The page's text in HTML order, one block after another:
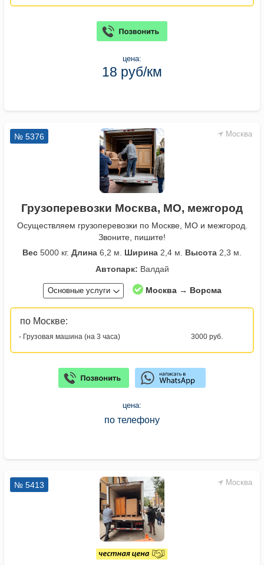
цена:
18 руб/км
Москва
№ 5376
Грузоперевозки Москва, МО, межгород
Осуществляем грузоперевозки по Москве, МО и межгород.
Звоните, пишите!
Вес 5000 кг. Длина 6,2 м. Ширина 2,4 м. Высота 2,3 м.
Автопарк: Валдай
Основные услуги Москва → Ворсма
по Москве:
- Грузовая машина (на 3 часа) 3000 руб.
цена:
по телефону
Москва
№ 5413